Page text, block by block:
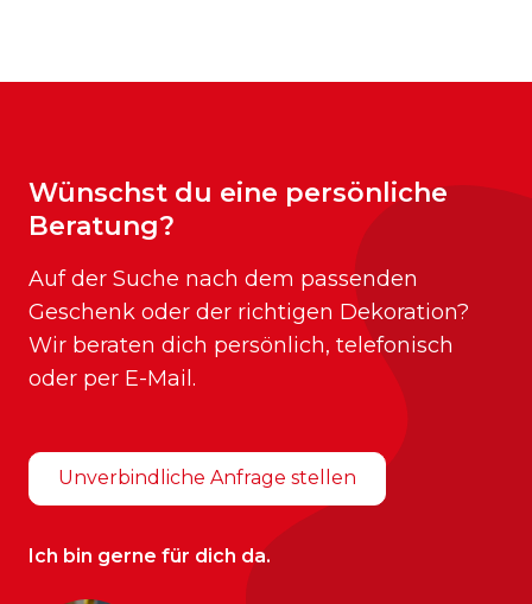
Wünschst du eine persönliche
Beratung?
Auf der Suche nach dem passenden
Geschenk oder der richtigen Dekoration?
Wir beraten dich persönlich, telefonisch
oder per E-Mail.
Unverbindliche Anfrage stellen
Ich bin gerne für dich da.